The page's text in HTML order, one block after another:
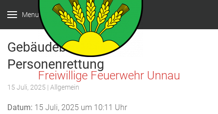
Menu
Freiwillige Feuerwehr Unnau
Gebäudebrand mit
Personenrettung
15 Juli, 2025 | Allgemein
Datum: 15 Juli, 2025 um 10:11 Uhr